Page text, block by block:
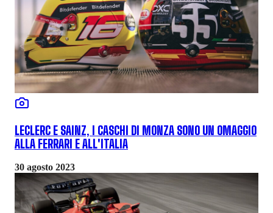
LECLERC E SAINZ, I CASCHI DI MONZA SONO UN OMAGGIO
ALLA FERRARI E ALL'ITALIA
30 agosto 2023